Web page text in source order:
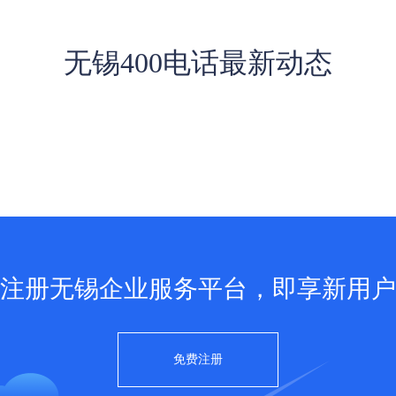
无锡400电话最新动态
册无锡企业服务平台，即享新用
免费注册